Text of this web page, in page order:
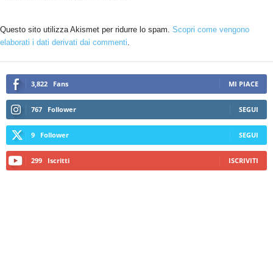
Questo sito utilizza Akismet per ridurre lo spam. Scopri come vengono
elaborati i dati derivati dai commenti
3,822 Fans MI PIACE
767 Follower SEGUI
9 Follower SEGUI
299 Iscritti ISCRIVITI